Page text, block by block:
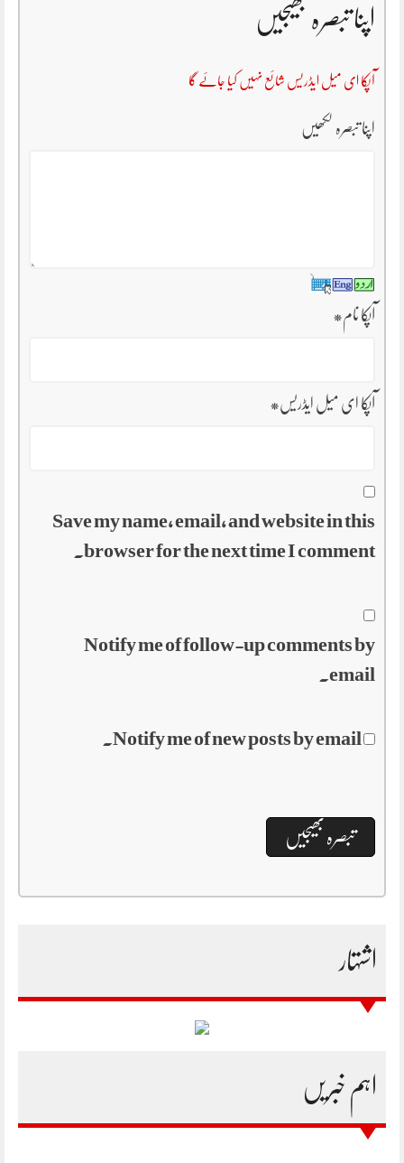
اپنا تبصرہ بھیجیں
آپکا ای میل ایڈریس شائع نہیں کیا جائے گا
اپنا تبصرہ لکھیں
آپکا نام*
آپکا ای میل ایڈریس*
Save my name, email, and website in this
browser for the next time I comment.
Notify me of follow-up comments by
email.
Notify me of new posts by email.
اشتہار
اہم خبریں